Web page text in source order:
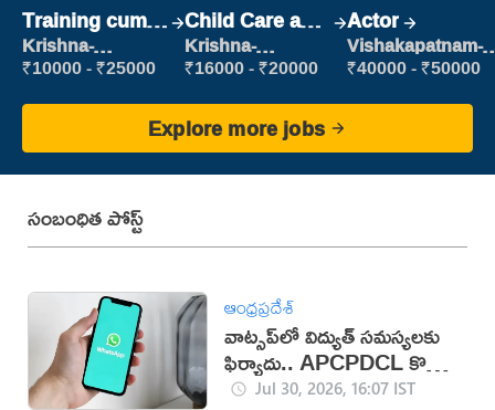
Training cum
Placement
Krishna-
vijayawada
₹10000 - ₹25000
Child Care and
Patient care
Krishna-
vijayawada
₹16000 - ₹20000
Actor
Vishakapatnam-
new
₹40000 - ₹50000
Explore more jobs
సంబంధిత పోస్ట్
ఆంధ్రప్రదేశ్
వాట్సప్‌లో విద్యుత్ సమస్యలకు
ఫిర్యాదు.. APCPDCL కొత్త
సేవలుJul 30, 2026, 16:07 IST